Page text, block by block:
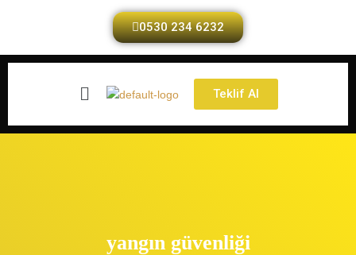
0530 234 6232
Teklif Al
yangın güvenliği